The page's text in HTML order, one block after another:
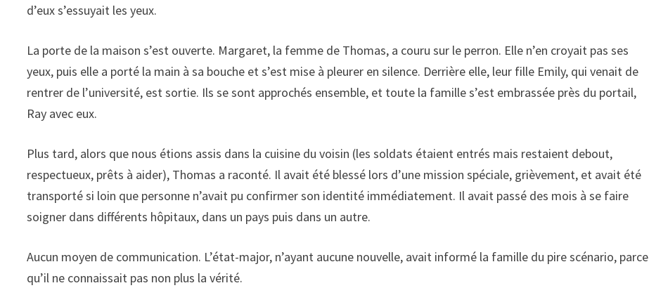
d’eux s’essuyait les yeux.
La porte de la maison s’est ouverte. Margaret, la femme de Thomas, a couru sur le perron. Elle n’en croyait pas ses
yeux, puis elle a porté la main à sa bouche et s’est mise à pleurer en silence. Derrière elle, leur fille Emily, qui venait de
rentrer de l’université, est sortie. Ils se sont approchés ensemble, et toute la famille s’est embrassée près du portail,
Ray avec eux.
Plus tard, alors que nous étions assis dans la cuisine du voisin (les soldats étaient entrés mais restaient debout,
respectueux, prêts à aider), Thomas a raconté. Il avait été blessé lors d’une mission spéciale, grièvement, et avait été
transporté si loin que personne n’avait pu confirmer son identité immédiatement. Il avait passé des mois à se faire
soigner dans différents hôpitaux, dans un pays puis dans un autre.
Aucun moyen de communication. L’état-major, n’ayant aucune nouvelle, avait informé la famille du pire scénario, parce
qu’il ne connaissait pas non plus la vérité.